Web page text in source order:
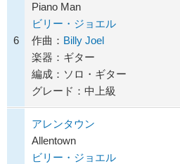
6
Piano Man
ビリー・ジョエル
作曲： Billy Joel
楽器：ギター
編成：ソロ・ギター
グレード：中上級
アレンタウン
Allentown
ビリー・ジョエル